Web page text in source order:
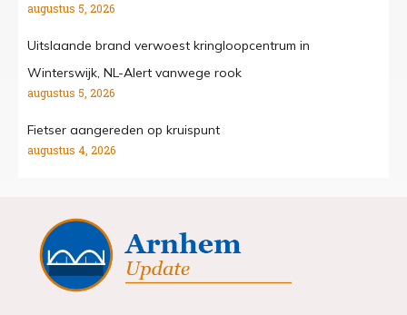
augustus 5, 2026
Uitslaande brand verwoest kringloopcentrum in
Winterswijk, NL-Alert vanwege rook
augustus 5, 2026
Fietser aangereden op kruispunt
augustus 4, 2026